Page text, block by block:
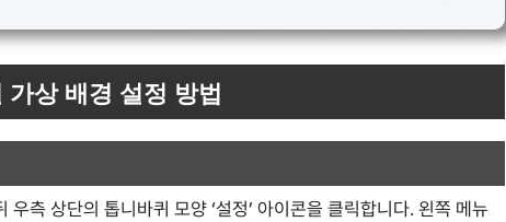
상 배경 설정 방법
측 상단의 톱니바퀴 모양 ‘설정’ 아이콘을 클릭합니다. 왼쪽 메뉴